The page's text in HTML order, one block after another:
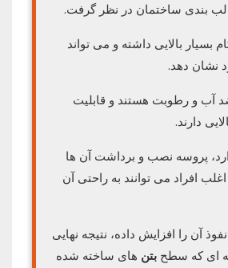
بندی ساختمان در نظر گرفت.
بسیار بالایی داشته و می تواند
نشان دهد.
آب و رطوبت هستند و قابلیت
دارند.
پروسه نصب و برداشت آن ها
افراد می توانند به راحتی آن
آن را افزایش داده، نتیجه نهایی
ای که سطح بتن های ساخته شده